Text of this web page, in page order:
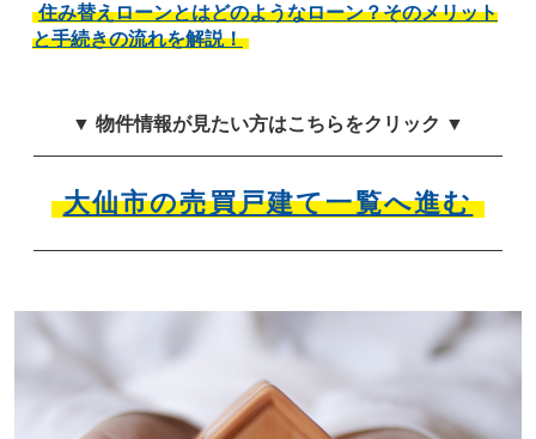
住み替えローンとはどのようなローン？そのメリット
と手続きの流れを解説！
▼ 物件情報が見たい方はこちらをクリック ▼
大仙市の売買戸建て一覧へ進む